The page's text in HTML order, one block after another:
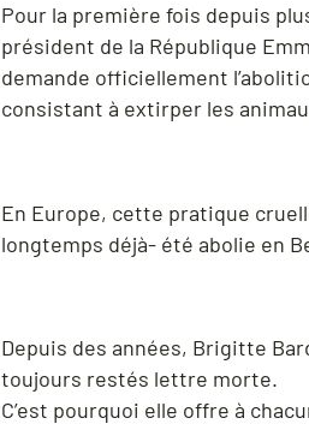
Pour la première fois depuis
président de la République
demande officiellement
consistant à extirper les
En Europe, cette pratique
longtemps déjà- été abolie en
Depuis des années, Brigitte
toujours restés lettre morte.
C’est pourquoi elle offre à